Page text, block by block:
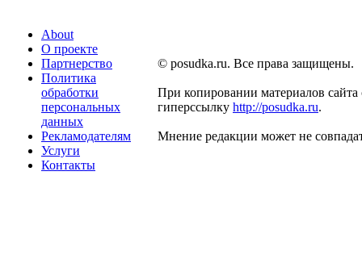
About
О проекте
Партнерство
Политика
обработки
персональных
данных
Рекламодателям
Услуги
Контакты
© posudka.ru. Все права защищены.
При копировании материалов сайта
гиперссылку http://posudka.ru.
Мнение редакции может не